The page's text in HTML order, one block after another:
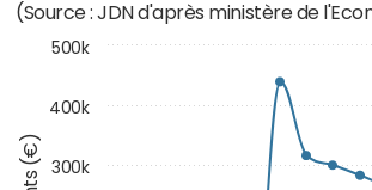
(Source : JDN d'après ministère de
300k
400k
500k